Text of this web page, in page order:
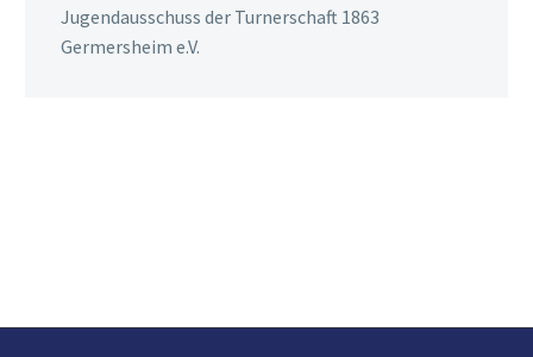
Jugendausschuss der Turnerschaft 1863
Germersheim e.V.